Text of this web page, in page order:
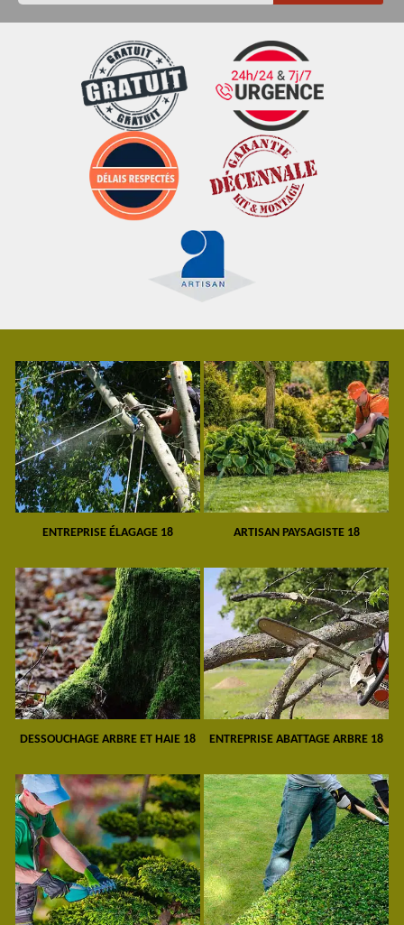
ENTREPRISE ÉLAGAGE 18 ARTISAN PAYSAGISTE 18
DESSOUCHAGE ARBRE ET HAIE 18 ENTREPRISE ABATTAGE ARBRE 18